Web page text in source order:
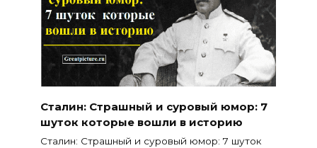
Сталин: Страшный и суровый юмор: 7
шуток которые вошли в историю
Сталин: Страшный и суровый юмор: 7 шуток